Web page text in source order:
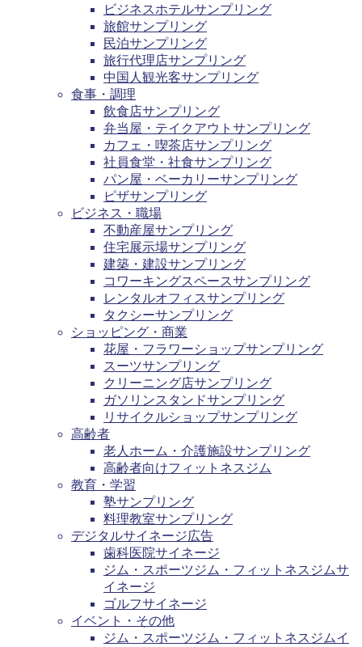
ビジネスホテルサンプリング
旅館サンプリング
民泊サンプリング
旅行代理店サンプリング
中国人観光客サンプリング
食事・調理
飲食店サンプリング
弁当屋・テイクアウトサンプリング
カフェ・喫茶店サンプリング
社員食堂・社食サンプリング
パン屋・ベーカリーサンプリング
ピザサンプリング
ビジネス・職場
不動産屋サンプリング
住宅展示場サンプリング
建築・建設サンプリング
コワーキングスペースサンプリング
レンタルオフィスサンプリング
タクシーサンプリング
ショッピング・商業
花屋・フラワーショップサンプリング
スーツサンプリング
クリーニング店サンプリング
ガソリンスタンドサンプリング
リサイクルショップサンプリング
高齢者
老人ホーム・介護施設サンプリング
高齢者向けフィットネスジム
教育・学習
塾サンプリング
料理教室サンプリング
デジタルサイネージ広告
歯科医院サイネージ
ジム・スポーツジム・フィットネスジムサ
イネージ
ゴルフサイネージ
イベント・その他
ジム・スポーツジム・フィットネスジムイ